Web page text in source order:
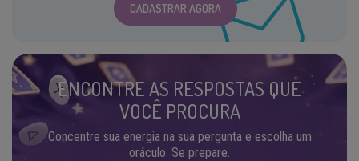
CADASTRAR AGORA
ENCONTRE AS RESPOSTAS QUE
VOCÊ PROCURA
Concentre sua energia na sua pergunta e escolha um
oráculo. Se prepare.